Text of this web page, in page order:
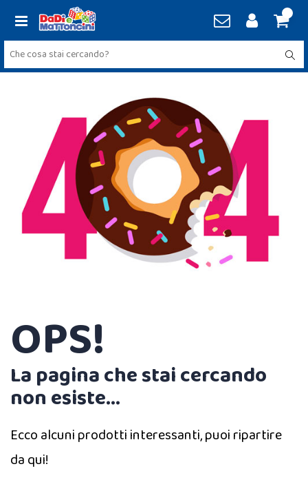
OPS!
La pagina che stai cercando
non esiste...
Ecco alcuni prodotti interessanti, puoi ripartire
da qui!